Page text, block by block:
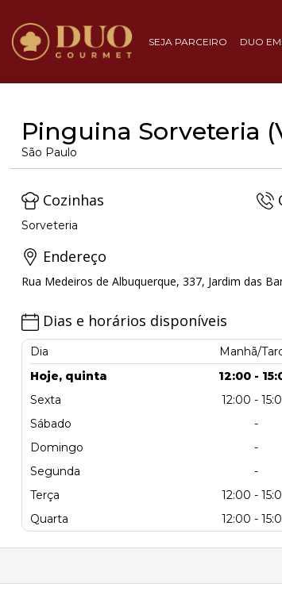
SEJA PARCEIRO DUO
Pinguina Sorveteria
São Paulo
Cozinhas
Sorveteria
Endereço
Rua Medeiros de Albuquerque, 337, Jardim das
Dias e horários disponíveis
Dia Manhã/
Hoje, quinta
12:00 -
Sexta
12:00 -
Sábado
-
Domingo
-
Segunda
-
Terça
12:00 -
Quarta
12:00 -